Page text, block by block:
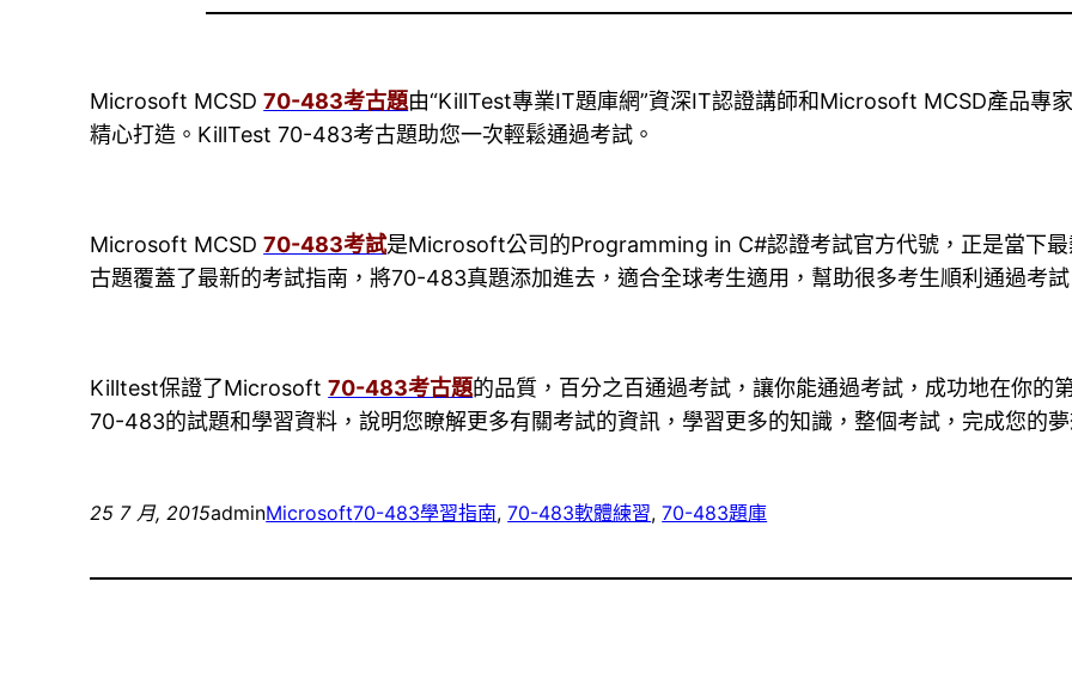
Microsoft MCSD70-483考古題由“KillTest專業IT題庫網”資深IT認證講師和Microsoft MCSD產品專
精心打造。KillTest 70-483考古題助您一次輕鬆通過考試。
Microsoft MCSD70-483考試是Microsoft公司的Programming in C#認證考試官方代號，正是當下
古題覆蓋了最新的考試指南，將70-483真題添加進去，適合全球考生適用，幫助很多考生順利通過考
Killtest保證了Microsoft70-483考古題的品質，百分之百通過考試，讓你能通過考試，成功地在你
70-483的試題和學習資料，說明您瞭解更多有關考試的資訊，學習更多的知識，整個考試，完成您的
25 7 月, 2015adminMicrosoft70-483學習指南, 70-483軟體練習, 70-483題庫